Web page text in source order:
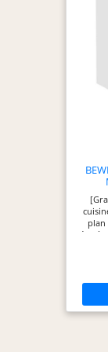
plan
Les
que
petit-